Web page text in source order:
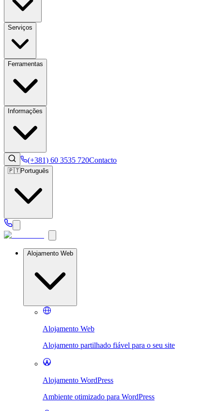
Serviços
Ferramentas
Informações
(+381) 60 3535 720Contacto
🇵🇹Português
Alojamento Web
Alojamento Web
Alojamento partilhado fiável para o seu site
Alojamento WordPress
Ambiente otimizado para WordPress